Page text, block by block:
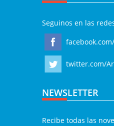
Seguinos en las
twitter.com/
NEWSLETTER
Recibe todas las